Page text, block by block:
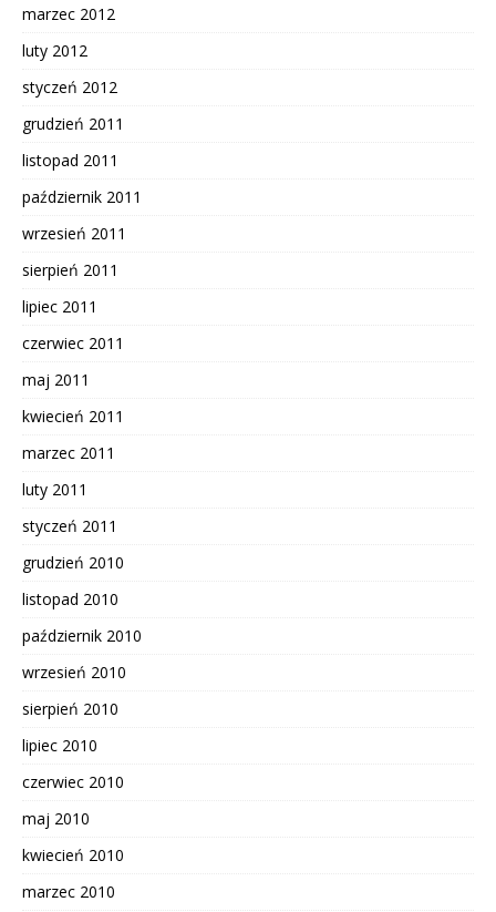
marzec 2012
luty 2012
styczeń 2012
grudzień 2011
listopad 2011
październik 2011
wrzesień 2011
sierpień 2011
lipiec 2011
czerwiec 2011
maj 2011
kwiecień 2011
marzec 2011
luty 2011
styczeń 2011
grudzień 2010
listopad 2010
październik 2010
wrzesień 2010
sierpień 2010
lipiec 2010
czerwiec 2010
maj 2010
kwiecień 2010
marzec 2010